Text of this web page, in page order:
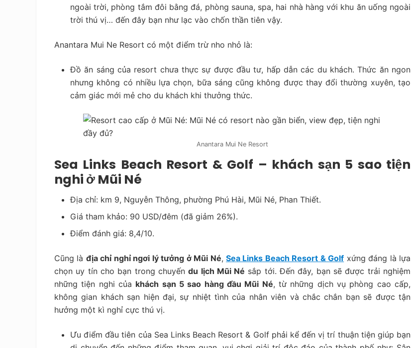
ngoài trời, phòng tắm đôi bằng đá, phòng sauna, spa, hai nhà hàng với khu ăn uống ngoài
trời thú vị… đến đây bạn như lạc vào chốn thần tiên vậy.
Anantara Mui Ne Resort có một điểm trừ nho nhỏ là:
Đồ ăn sáng của resort chưa thực sự được đầu tư, hấp dẫn các du khách. Thức ăn ngon
nhưng không có nhiều lựa chọn, bữa sáng cũng không được thay đổi thường xuyên, tạo
cảm giác mới mẻ cho du khách khi thưởng thức.
Anantara Mui Ne Resort
Sea Links Beach Resort & Golf – khách sạn 5 sao tiện
nghi ở Mũi Né
Địa chỉ: km 9, Nguyễn Thông, phường Phú Hài, Mũi Né, Phan Thiết.
Giá tham khảo: 90 USD/đêm (đã giảm 26%).
Điểm đánh giá: 8,4/10.
Cũng là địa chỉ nghỉ ngơi lý tưởng ở Mũi Né, Sea Links Beach Resort & Golf xứng đáng là lựa
chọn uy tín cho bạn trong chuyếndu lịch Mũi Né sắp tới. Đến đây, bạn sẽ được trải nghiệm
những tiện nghi của khách sạn 5 sao hàng đầu Mũi Né, từ những dịch vụ phòng cao cấp,
không gian khách sạn hiện đại, sự nhiệt tình của nhân viên và chắc chắn bạn sẽ được tận
hưởng một kì nghỉ cực thú vị.
Ưu điểm đầu tiên của Sea Links Beach Resort & Golf phải kể đến vị trí thuận tiện giúp bạn